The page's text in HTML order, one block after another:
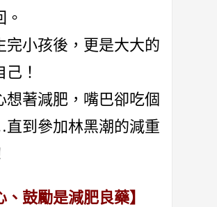
。
完小孩後，更是大大的
己！
想著減肥，嘴巴卻吃個
到參加林黑潮的減重
、鼓勵是減肥良藥】